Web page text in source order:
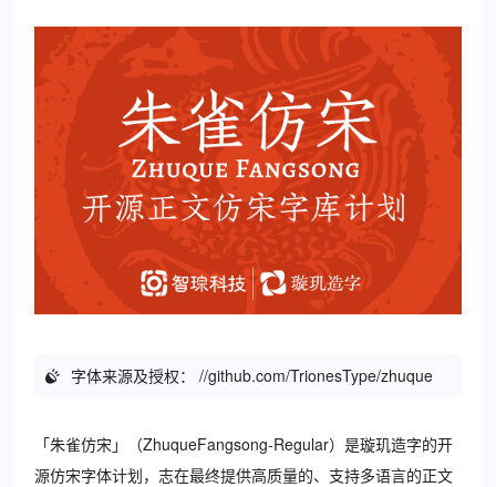
字体来源及授权： //github.com/TrionesType/zhuque
「朱雀仿宋」（ZhuqueFangsong-Regular）是璇玑造字的开
源仿宋字体计划，志在最终提供高质量的、支持多语言的正文